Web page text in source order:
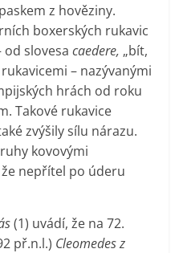
z hověziny.
boxerských rukavic
od slovesacaedere, „bít,
– nazývanými
hrách od roku
Takové rukavice
zvýšily sílu nárazu.
kovovými
nepřítel po úderu
(1) uvádí, že na 72.
př.n.l.) Cleomedes z